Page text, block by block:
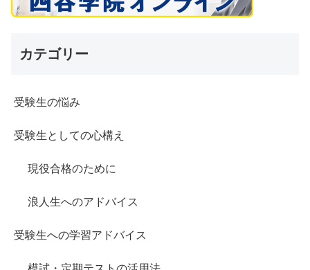
カテゴリー
受験生の悩み
受験生としての心構え
現役合格のために
浪人生へのアドバイス
受験生への学習アドバイス